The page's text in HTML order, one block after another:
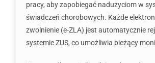
pracy, aby zapobiegać nadużyciom w
świadczeń chorobowych. Każde
zwolnienie (e-ZLA) jest automatycznie
systemie ZUS, co umożliwia bieżący